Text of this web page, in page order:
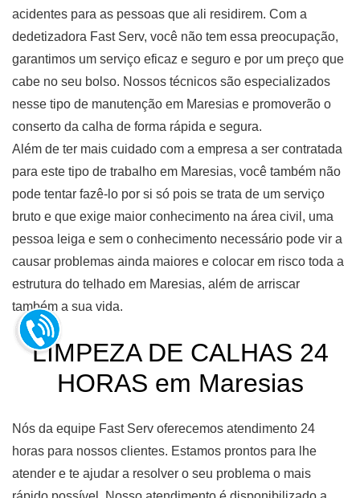
acidentes para as pessoas que ali residirem. Com a
dedetizadora Fast Serv, você não tem essa preocupação,
garantimos um serviço eficaz e seguro e por um preço que
cabe no seu bolso. Nossos técnicos são especializados
nesse tipo de manutenção em Maresias e promoverão o
conserto da calha de forma rápida e segura.
Além de ter mais cuidado com a empresa a ser contratada
para este tipo de trabalho em Maresias, você também não
pode tentar fazê-lo por si só pois se trata de um serviço
bruto e que exige maior conhecimento na área civil, uma
pessoa leiga e sem o conhecimento necessário pode vir a
causar problemas ainda maiores e colocar em risco toda a
estrutura do telhado em Maresias, além de arriscar
também a sua vida.
LIMPEZA DE CALHAS 24
HORAS em Maresias
Nós da equipe Fast Serv oferecemos atendimento 24
horas para nossos clientes. Estamos prontos para lhe
atender e te ajudar a resolver o seu problema o mais